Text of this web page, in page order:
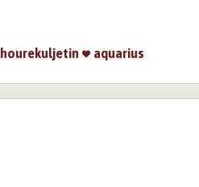
hourekuljetin aquarius